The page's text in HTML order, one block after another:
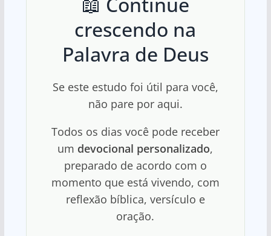
crescendo na
Palavra de Deus
Se este estudo foi útil para você,
não pare por aqui.
Todos os dias você pode receber
um devocional personalizado,
preparado de acordo com o
momento que está vivendo, com
reflexão bíblica, versículo e
oração.